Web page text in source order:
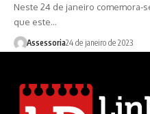
Neste 24 de janeiro comemora-
que este…
Assessoria24 de janeiro de 2023